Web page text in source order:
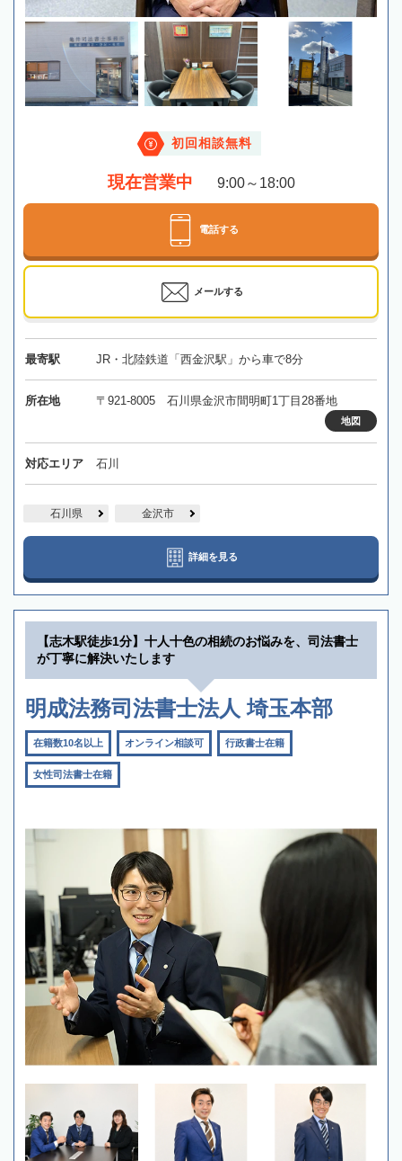
初回相談無料
現在営業中 9:00～18:00
電話する
メールする
最寄駅 JR・北陸鉄道「西金沢駅」から車で8分
所在地 〒921-8005 石川県金沢市間明町1丁目28番地
地図
対応エリア 石川
石川県 金沢市
詳細を見る
【志木駅徒歩1分】十人十色の相続のお悩みを、司法書士
が丁寧に解決いたします
明成法務司法書士法人 埼玉本部
在籍数10名以上 オンライン相談可 行政書士在籍
女性司法書士在籍